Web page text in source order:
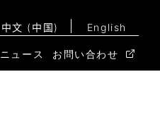
中文 (中国) English
ニュース お問い合わせ